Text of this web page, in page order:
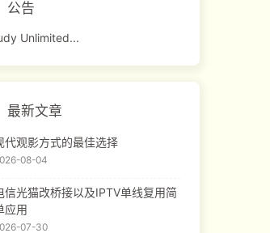
公告
Unlimited...
最新文章
代观影方式的最佳选择
08-04
信光猫改桥接以及IPTV单线复用简
应用
07-30